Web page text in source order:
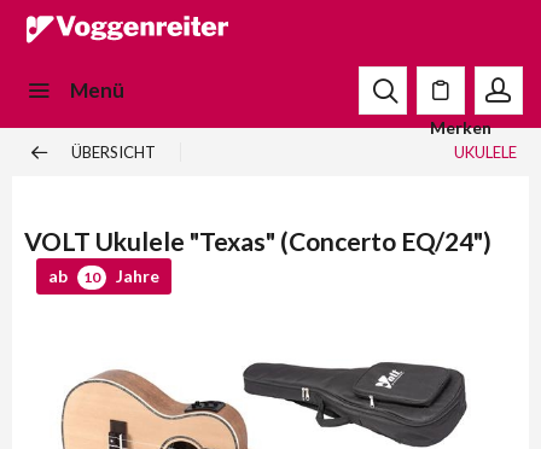
Menü
Merken
ÜBERSICHT UKULELE
VOLT Ukulele "Texas" (Concerto EQ/24")
ab 10 Jahre